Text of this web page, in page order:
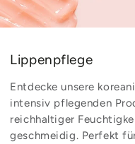
Kollektion:
Lippenpflege
Entdecke unsere
intensiv pflegenden
reichhaltiger
geschmeidig. Perfekt